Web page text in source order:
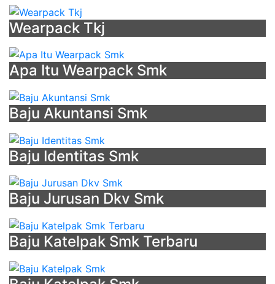
Lapangan
Mandiri
Wearpack Tkj
Apa Itu Wearpack Smk
Baju Akuntansi Smk
Baju Identitas Smk
Baju Jurusan Dkv Smk
Baju Katelpak Smk Terbaru